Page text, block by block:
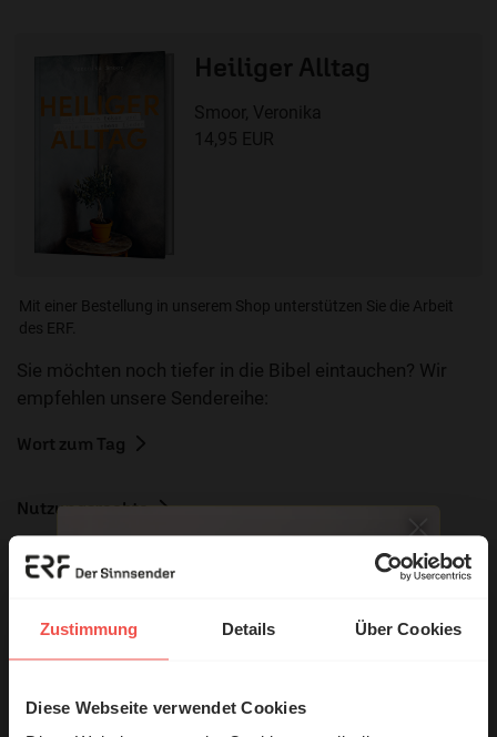
Zustimmung Details Über Cookies
Diese Webseite verwendet Cookies
Heiliger Alltag
Smoor, Veronika
14,95 EUR
Mit einer Bestellung in unserem Shop unterstützen Sie die Arbeit
des ERF.
Sie möchten noch tiefer in die Bibel eintauchen? Wir
empfehlen unsere Sendereihe:
Wort zum Tag
Nutzungsrechte
Ihr Kommentar
© Ruth Schneider / ERF